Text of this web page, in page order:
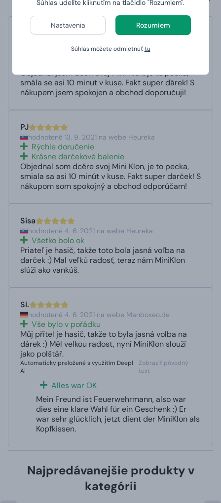
Súhlas udelíte kliknutím na tlačidlo "Rozumiem".
Nastavenia Rozumiem
Súhlas môžete odmietnuťtu
Rychlé doručení
Objednal jsem dceři svůj Mini Klon, je to pecka,
smála se asi 10 minut v kuse. Fakt super dárek! S
nákupem jsem spokojen a obchod doporučuji!
PJ
hodnotené 13. 9. 2021 na webe Heureka
Rýchle doručenie
Krásne darčekové balenie
Objednal som dcére svoj Mini Klon, je to pecka,
smiala sa asi 10 minút v kuse. Fakt super darček! S
nákupom som spokojný a obchod odporúčam!
Sisa
hodnotené 4. 6. 2021 na webe Heureka
Všetko bolo ok
Priateľ je hasič, takže toto bola jasná voľba na
darček :) Mal veľkú radosť, teraz nám MiniKlon
slúži ako vankúš.
Si.
hodnotené 4. 6. 2021 na webe Manboxeo.de
Vše bylo v pořádku
Můj přítel je hasič, takže to byla jasná volba na
dárek :) Měl velkou radost, nyní MiniKlon slouží
jako polštář.
Automaticky preložené s využitím Deepl
Ai
Zobraziť pôvodný
text
Alles war OK
Mein Freund ist Feuerwehrmann, also war
dies eine klare Wahl für ein Geschenk :) Er
war sehr glücklich, jetzt dient der MiniKlon als
Kopfkissen.
Najpredávanejšie produkty v
kategórii